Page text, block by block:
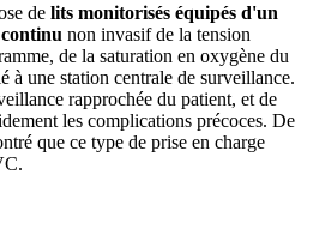
de lits monitorisés équipés d'un
non invasif de la tension
de la saturation en oxygène du
à une station centrale de surveillance.
rapprochée du patient, et de
les complications précoces. De
que ce type de prise en charge